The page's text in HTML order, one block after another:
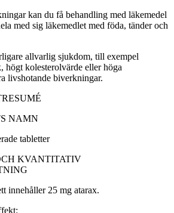
kan du få behandling med läkemedel
med sig läkemedlet med föda, tänder och
allvarlig sjukdom, till exempel
högt kolesterolvärde eller höga
livshotande biverkningar.
NAMN
tabletter
KVANTITATIV
innehåller 25 mg atarax.